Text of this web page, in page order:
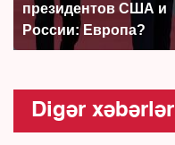
президентов США и
России: Европа?
Digər xəbərlər